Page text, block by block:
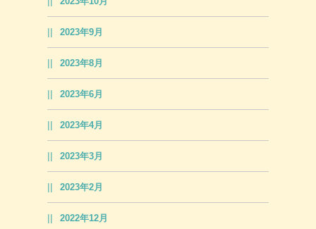
2023年9月
2023年8月
2023年6月
2023年4月
2023年3月
2023年2月
2022年12月